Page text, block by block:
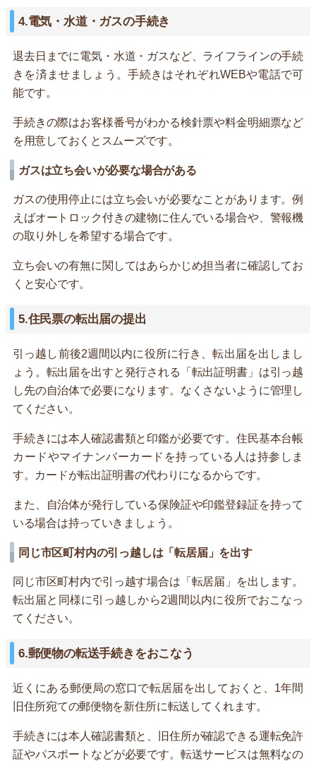
4.電気・水道・ガスの手続き
退去日までに電気・水道・ガスなど、ライフラインの手続
きを済ませましょう。手続きはそれぞれWEBや電話で可
能です。
手続きの際はお客様番号がわかる検針票や料金明細票など
を用意しておくとスムーズです。
ガスは立ち会いが必要な場合がある
ガスの使用停止には立ち会いが必要なことがあります。例
えばオートロック付きの建物に住んでいる場合や、警報機
の取り外しを希望する場合です。
立ち会いの有無に関してはあらかじめ担当者に確認してお
くと安心です。
5.住民票の転出届の提出
引っ越し前後2週間以内に役所に行き、転出届を出しまし
ょう。転出届を出すと発行される「転出証明書」は引っ越
し先の自治体で必要になります。なくさないように管理し
てください。
手続きには本人確認書類と印鑑が必要です。住民基本台帳
カードやマイナンバーカードを持っている人は持参しま
す。カードが転出証明書の代わりになるからです。
また、自治体が発行している保険証や印鑑登録証を持って
いる場合は持っていきましょう。
同じ市区町村内の引っ越しは「転居届」を出す
同じ市区町村内で引っ越す場合は「転居届」を出します。
転出届と同様に引っ越しから2週間以内に役所でおこなっ
てください。
6.郵便物の転送手続きをおこなう
近くにある郵便局の窓口で転居届を出しておくと、1年間
旧住所宛ての郵便物を新住所に転送してくれます。
手続きには本人確認書類と、旧住所が確認できる運転免許
証やパスポートなどが必要です。転送サービスは無料なの